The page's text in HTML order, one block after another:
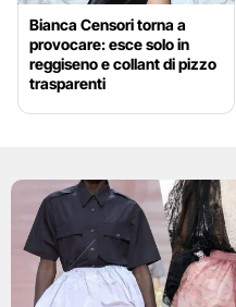
Bianca Censori torna a
provocare: esce solo in
reggiseno e collant di pizzo
trasparenti